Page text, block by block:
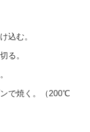
込む。
る。
で焼く。（200℃